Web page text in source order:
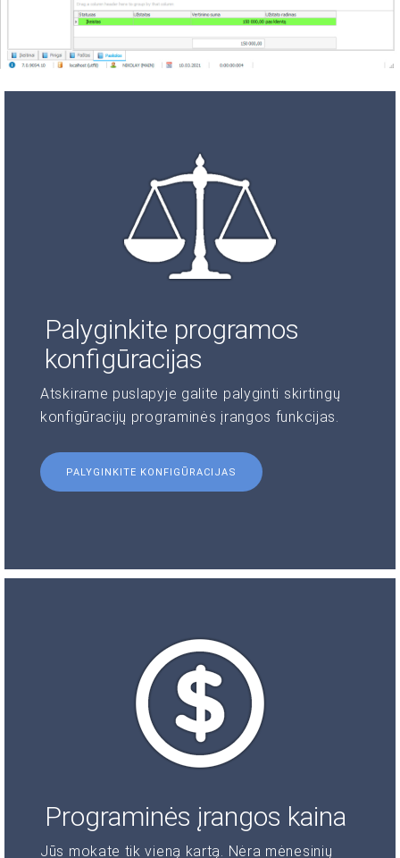
Palyginkite programos
konfigūracijas
Atskirame puslapyje galite palyginti skirtingų
konfigūracijų programinės įrangos funkcijas.
PALYGINKITE KONFIGŪRACIJAS
Programinės įrangos kaina
Jūs mokate tik vieną kartą. Nėra mėnesinių